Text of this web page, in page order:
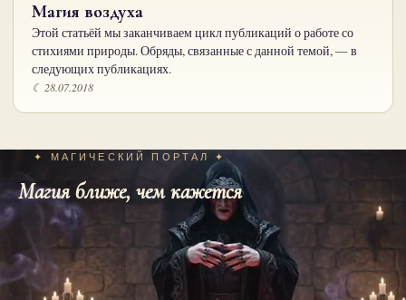
Магия воздуха
Этой статьёй мы заканчиваем цикл публикаций о работе со
стихиями природы. Обряды, связанные с данной темой, — в
следующих публикациях.
☾ 28.07.2018
✦ МАГИЧЕСКИЙ ПОРТАЛ ✦
Магия ближе, чем кажется